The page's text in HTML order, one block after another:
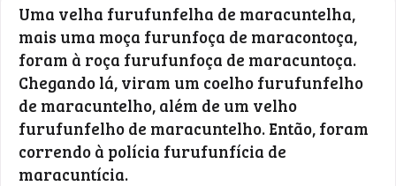
Uma velha furufunfelha de maracuntelha,
mais uma moça furunfoça de maracontoça,
foram à roça furufunfoça de maracuntoça.
Chegando lá, viram um coelho furufunfelho
de maracuntelho, além de um velho
furufunfelho de maracuntelho. Então, foram
correndo à polícia furufunfícia de
maracuntícia.